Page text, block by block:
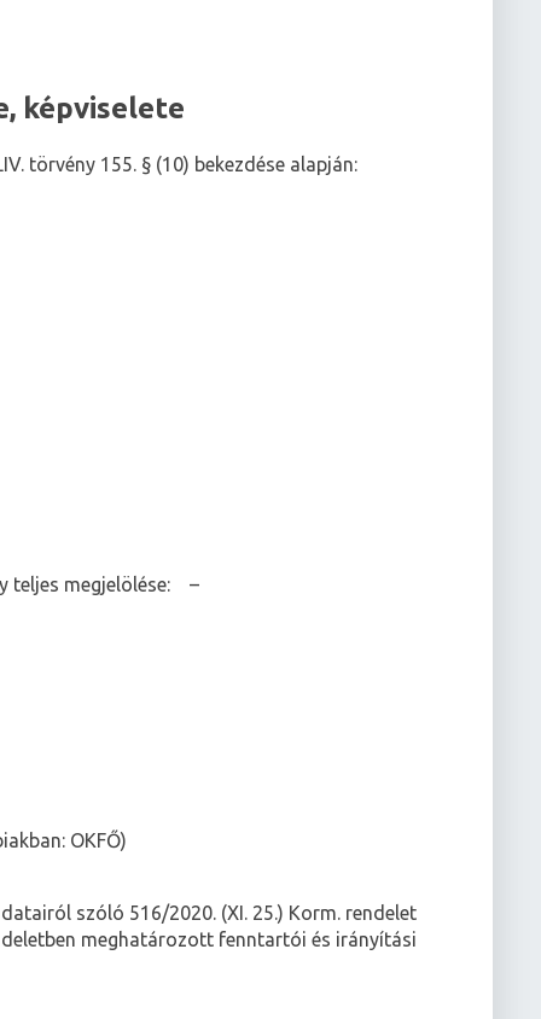
képviselete
törvény 155. § (10) bekezdése alapján:
teljes megjelölése: –
OKFŐ)
szóló 516/2020. (XI. 25.) Korm. rendelet
meghatározott fenntartói és irányítási